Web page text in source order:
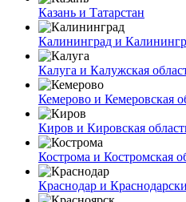
Казань и Татарстан
Калининград и
Калуга и Калужская
Кемерово и Кемеровская
Киров и Кировская
Кострома и Костромская
Краснодар и